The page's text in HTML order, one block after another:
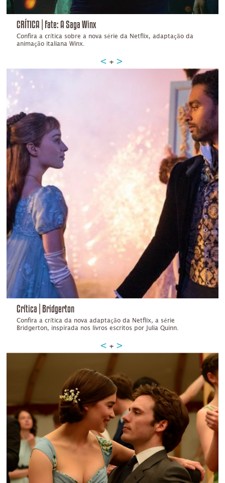
CRÍTICA | Fate: A Saga Winx
Confira a crítica sobre a nova série da Netflix, adaptação da
animação italiana Winx.
+
Crítica | Bridgerton
Confira a crítica da nova adaptação da Netflix, a série
Bridgerton, inspirada nos livros escritos por Julia Quinn.
+